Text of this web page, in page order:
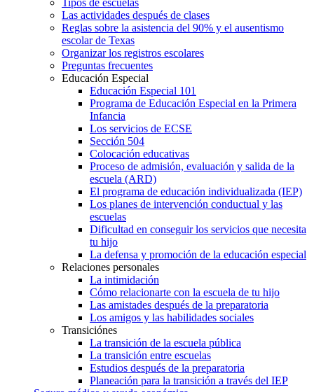
Las actividades después de clases
Reglas sobre la asistencia del 90% y el ausentismo
escolar de Texas
Organizar los registros escolares
Preguntas frecuentes
Educación Especial
Educación Especial 101
Programa de Educación Especial en la Primera
Infancia
Los servicios de ECSE
Sección 504
Colocación educativas
Proceso de admisión, evaluación y salida de la
escuela (ARD)
El programa de educación individualizada (IEP)
Los planes de intervención conductual y las
escuelas
Dificultad en conseguir los servicios que necesita
tu hijo
La defensa y promoción de la educación especial
Relaciones personales
La intimidación
Cómo relacionarte con la escuela de tu hijo
Las amistades después de la preparatoria
Los amigos y las habilidades sociales
Transiciónes
La transición de la escuela pública
La transición entre escuelas
Estudios después de la preparatoria
Planeación para la transición a través del IEP